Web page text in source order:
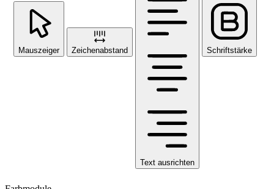
Mauszeiger Zeichenabstand
Text ausrichten
Schriftstärke